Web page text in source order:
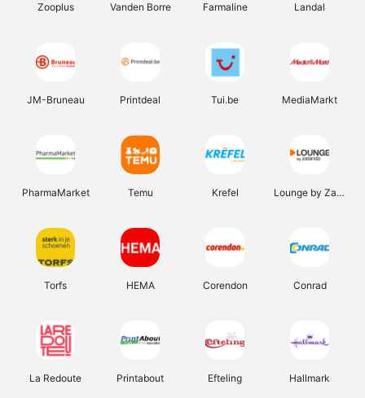
Zooplus Vanden Borre Farmaline Landal
JM-Bruneau Printdeal Tui.be MediaMarkt
PharmaMarket Temu Krefel Lounge by Zalando
Torfs HEMA Corendon Conrad
La Redoute Printabout Efteling Hallmark